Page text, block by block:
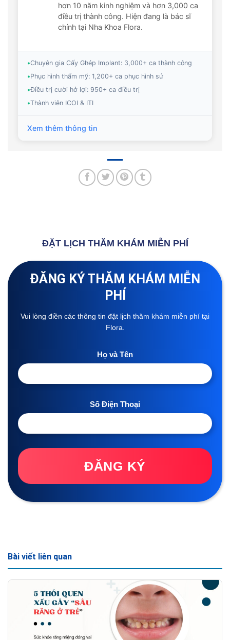
hơn 10 năm kinh nghiệm và hơn 3,000 ca
điều trị thành công. Hiện đang là bác sĩ
chính tại Nha Khoa Flora.
•Chuyên gia Cấy Ghép Implant: 3,000+ ca thành công
•Phục hình thẩm mỹ: 1,200+ ca phục hình sứ
•Điều trị cười hở lợi: 950+ ca điều trị
•Thành viên ICOI & ITI
Xem thêm thông tin
ĐẶT LỊCH THĂM KHÁM MIỄN PHÍ
ĐĂNG KÝ THĂM KHÁM MIỄN
PHÍ
Vui lòng điền các thông tin đặt lịch thăm khám miễn phí tại
Flora.
Họ và Tên
Số Điện Thoại
ĐĂNG KÝ
Bài viết liên quan